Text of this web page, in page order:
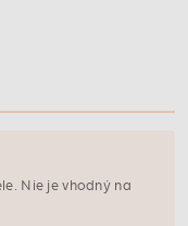
Nie je vhodný na